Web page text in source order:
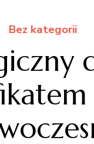
Bez kategorii